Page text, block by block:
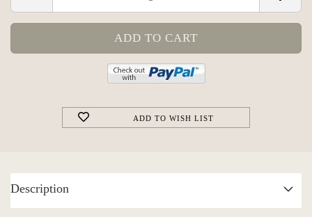
ADD TO WISH LIST
Description